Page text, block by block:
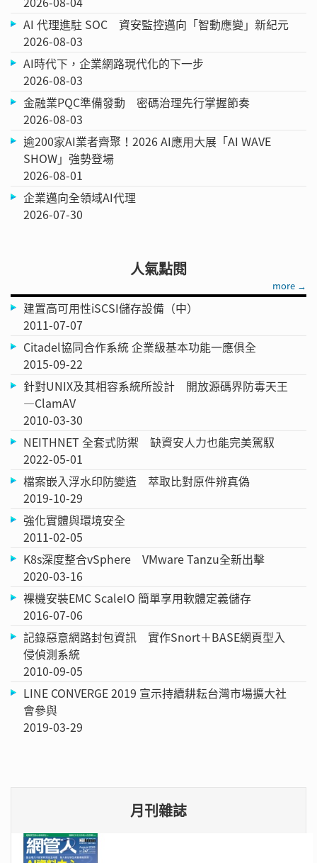
AI 代理進駐 SOC 資安監控邁向「智動應變」新紀元
2026-08-03
AI時代下，企業網路現代化的下一步
2026-08-03
金融業PQC準備發動 密碼治理先行掌握節奏
2026-08-03
逾200家AI業者齊聚！2026 AI應用大展「AI WAVE
SHOW」強勢登場
2026-08-01
企業邁向全領域AI代理
2026-07-30
人氣點閱
more →
建置高可用性iSCSI儲存設備（中）
2011-07-07
Citadel協同合作系統 企業級基本功能一應俱全
2015-09-22
針對UNIX及其相容系統所設計 開放源碼界防毒天王
—ClamAV
2010-03-30
NEITHNET 全套式防禦 缺資安人力也能完美駕馭
2022-05-01
檔案嵌入浮水印防變造 萃取比對原件辨真偽
2019-10-29
強化實體與環境安全
2011-02-05
K8s深度整合vSphere VMware Tanzu全新出擊
2020-03-16
裸機安裝EMC ScaleIO 簡單享用軟體定義儲存
2016-07-06
記錄惡意網路封包資訊 實作Snort＋BASE網頁型入
侵偵測系統
2010-09-05
LINE CONVERGE 2019 宣示持續耕耘台灣市場擴大社
會參與
2019-03-29
月刊雜誌